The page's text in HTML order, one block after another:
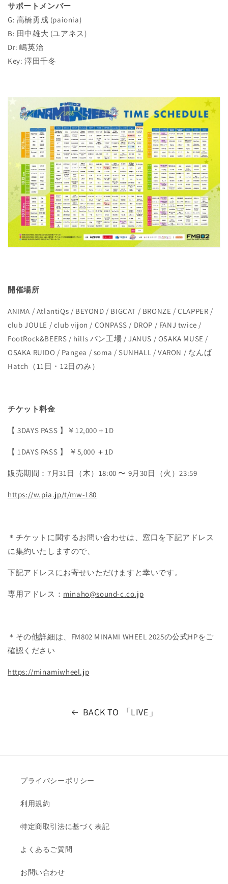
サポートメンバー
G: 高橋勇成 (paionia)
B: 田中雄大 (ユアネス)
Dr: 嶋英治
Key: 澤田千冬
開催場所
ANIMA / AtlantiQs / BEYOND / BIGCAT / BRONZE / CLAPPER /
club JOULE / club vijon / CONPASS / DROP / FANJ twice /
FootRock&BEERS / hills パン工場 / JANUS / OSAKA MUSE /
OSAKA RUIDO / Pangea / soma / SUNHALL / VARON / なんば
Hatch（11日・12日のみ）
チケット料金
【 3DAYS PASS 】￥12,000＋1D
【 1DAYS PASS 】 ￥5,000 ＋1D
販売期間：7月31日（木）18:00 〜 9月30日（火）23:59
https://w.pia.jp/t/mw-180
＊チケットに関するお問い合わせは、窓口を下記アドレス
に集約いたしますので、
下記アドレスにお寄せいただけますと幸いです。
専用アドレス： minaho@sound-c.co.jp
＊その他詳細は、FM802 MINAMI WHEEL 2025の公式HPをご
確認ください
https://minamiwheel.jp
BACK TO 「LIVE」
プライバシーポリシー
利用規約
特定商取引法に基づく表記
よくあるご質問
お問い合わせ